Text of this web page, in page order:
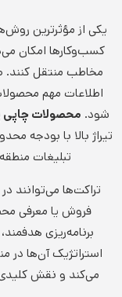
یکی از مؤثرترین
کسب‌وکارها امکان
مخاطب منتقل کنند.
اطلاعات مهم
شود. محصولات چاپی
تیراژ بالا با بودجه
تبلیغات
تراکت‌ها می‌توانند
فروش یا معرفی
برنامه‌ریزی
استراتژیک آن‌ها در
می‌کند و نقش کلیدی